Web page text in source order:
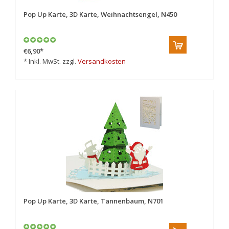
Pop Up Karte, 3D Karte, Weihnachtsengel, N450
€6,90*
* Inkl. MwSt. zzgl. Versandkosten
Pop Up Karte, 3D Karte, Tannenbaum, N701